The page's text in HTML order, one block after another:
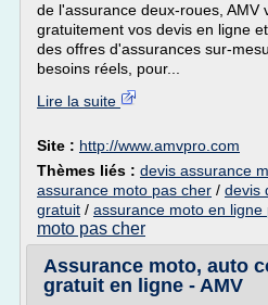
de l'assurance deux-roues, AMV
gratuitement vos devis en ligne
des offres d'assurances sur-
besoins réels, pour...
Lire la suite
Site : http://www.amvpro.com
Thèmes liés : devis assurance
assurance moto pas cher / devis
gratuit / assurance moto en ligne
moto pas cher
Assurance moto, auto
gratuit en ligne - AMV